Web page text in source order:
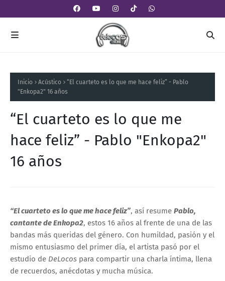
Inicio Acústico
“El cuarteto es lo que me hace feliz” - Pablo
"Enkopa2" 16 años
“El cuarteto es lo que me
hace feliz” - Pablo "Enkopa2"
16 años
“El cuarteto es lo que me hace feliz”, así resume Pablo,
cantante de Enkopa2, estos 16 años al frente de una de las
bandas más queridas del género. Con humildad, pasión y el
mismo entusiasmo del primer día, el artista pasó por el
estudio de DeLocos para compartir una charla íntima, llena
de recuerdos, anécdotas y mucha música.